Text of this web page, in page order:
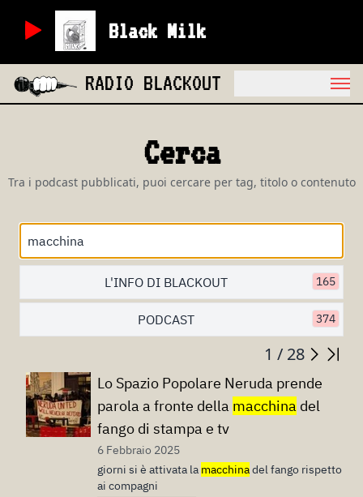
Black Milk
RADIO BLACKOUT
Cerca
Tra i podcast pubblicati, puoi cercare per tag, titolo o contenuto
L'INFO DI BLACKOUT 165
PODCAST 374
1 / 28
Lo Spazio Popolare Neruda prende
parola a fronte della macchina del
fango di stampa e tv
6 Febbraio 2025
giorni si è attivata la macchinadel fango rispetto
ai compagni